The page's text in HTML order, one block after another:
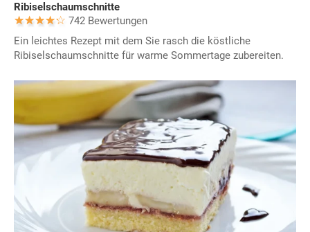
Ribiselschaumschnitte
742 Bewertungen
Ein leichtes Rezept mit dem Sie rasch die köstliche
Ribiselschaumschnitte für warme Sommertage zubereiten.